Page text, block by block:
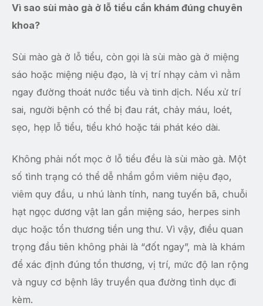
Vì sao sùi mào gà ở lỗ tiểu cần khám đúng chuyên
khoa?
Sùi mào gà ở lỗ tiểu, còn gọi là sùi mào gà ở miệng
sáo hoặc miệng niệu đạo, là vị trí nhạy cảm vì nằm
ngay đường thoát nước tiểu và tinh dịch. Nếu xử trí
sai, người bệnh có thể bị đau rát, chảy máu, loét,
sẹo, hẹp lỗ tiểu, tiểu khó hoặc tái phát kéo dài.
Không phải nốt mọc ở lỗ tiểu đều là sùi mào gà. Một
số tình trạng có thể dễ nhầm gồm viêm niệu đạo,
viêm quy đầu, u nhú lành tính, nang tuyến bã, chuỗi
hạt ngọc dương vật lan gần miệng sáo, herpes sinh
dục hoặc tổn thương tiền ung thư. Vì vậy, điều quan
trọng đầu tiên không phải là “đốt ngay”, mà là khám
để xác định đúng tổn thương, vị trí, mức độ lan rộng
và nguy cơ bệnh lây truyền qua đường tình dục đi
kèm.